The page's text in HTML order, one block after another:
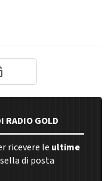
RADIO GOLD
ricevere le ultime
di posta